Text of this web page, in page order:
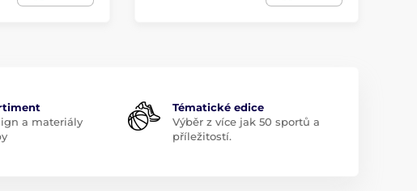
a materiály
Tématické edice
Výběr z více jak 50 sportů a
příležitostí.